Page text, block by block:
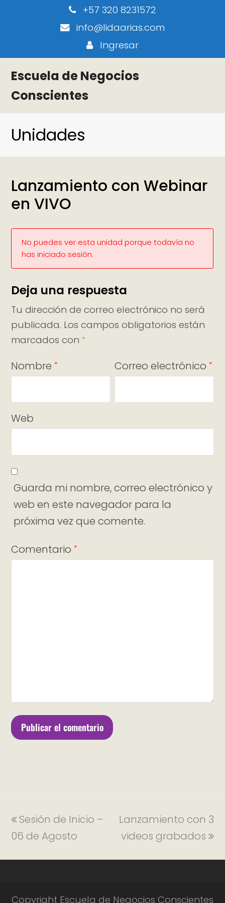
+57 320 8231572
info@lidaarias.com
Ingresar
Escuela de Negocios
Conscientes
Unidades
Lanzamiento con Webinar
en VIVO
No puedes ver esta unidad porque todavía no
has iniciado sesión.
Deja una respuesta
Tu dirección de correo electrónico no será
publicada. Los campos obligatorios están
marcados con *
Nombre * Correo electrónico *
Web
Guarda mi nombre, correo electrónico y
web en este navegador para la
próxima vez que comente.
Comentario *
Sesión de Inicio –
06 de Agosto
Lanzamiento con 3
videos grabados
Copyright Escuela de Negocios Conscientes